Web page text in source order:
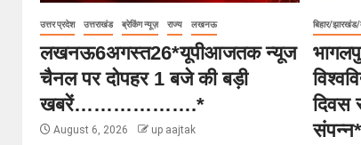
उत्तर प्रदेश उत्तराखंड ब्रेकिंग न्यूज़ राज्य लखनऊ
लखनऊ6अगस्त26*यूपीआजतक न्यूज
चैनल पर दोपहर 1 बजे की बड़ी
खबरें……………….*
August 6, 2026 up aajtak
बिहार/
दिवस
संपन्न*